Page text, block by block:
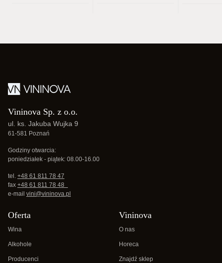
Vininova Sp. z o.o.
ul. ks. Jakuba Wujka 9
61-581 Poznań
Godziny otwarcia:
poniedziałek - piątek: 08.00-16.00
tel. +48 61 811 78 47
fax +48 61 811 78 48
e-mail vini@vininova.pl
Oferta
Wina
Alkohole
Producenci
Vininova
O nas
Horeca
Znajdź sklep